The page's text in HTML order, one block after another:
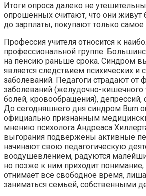
Итоги опроса далеко не
опрошенных считают, что они живут
до зарплаты, покупают только
Профессия учителя относится к
профессиональной группе.
на пенсию раньше срока. Синдром
является следствием психических и
заболеваний. Педагоги страдают от
заболеваний (желудочно-кишечного
болей, кровообращения), депрессий,
До сегодняшнего дня синдром Burn
официально признанным
мнению психолога Андреаса
выгорания подвержены активные
начинают свою педагогическую
воодушевлением, радуются
но позже к ним приходит понимание,
отнимает все свободное время,
заниматься семьей, собственными